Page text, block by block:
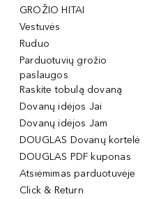
GROŽIO HITAI
Vestuvės
Ruduo
Parduotuvių grožio
paslaugos
Raskite tobulą dovaną
Dovanų idėjos Jai
Dovanų idėjos Jam
DOUGLAS Dovanų kortelė
DOUGLAS PDF kuponas
Atsiėmimas parduotuvėje
Click & Return